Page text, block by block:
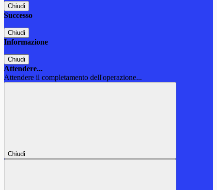
Chiudi
Successo
Chiudi
Informazione
Chiudi
Attendere...
Attendere il completamento dell'operazione...
Chiudi